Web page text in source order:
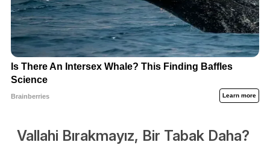
Vallahi Bırakmayız, Bir Tabak Daha?